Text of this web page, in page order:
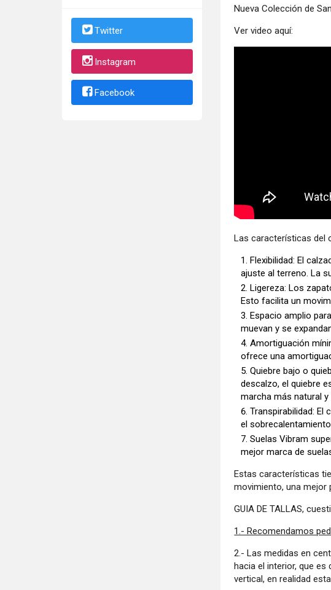
Twitter
Instagram
Facebook
Nueva Colección de
Ver video aquí:
Las características del
Flexibilidad: El
ajuste al terreno. La
Ligereza: Los
Esto facilita un
Espacio amplio
muevan y se
Amortiguación
ofrece una
Quiebre bajo o
descalzo, el quiebre
marcha más natural
Transpirabilidad:
el
Suelas Vibram
mejor marca de
Estas características
movimiento, una mejor
GUIA DE TALLAS,
1.- Recomendamos
2.- Las medidas en
hacia el interior, que
vertical, en realidad